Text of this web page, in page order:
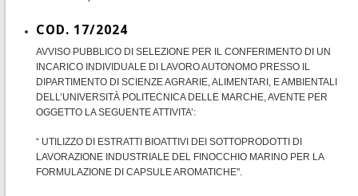
COD. 17/2024
AVVISO PUBBLICO DI SELEZIONE PER IL CONFERIMENTO DI UN
INCARICO INDIVIDUALE DI LAVORO AUTONOMO PRESSO IL
DIPARTIMENTO DI SCIENZE AGRARIE, ALIMENTARI, E AMBIENTALI
DELL’UNIVERSITÀ POLITECNICA DELLE MARCHE, AVENTE PER
OGGETTO LA SEGUENTE ATTIVITA’:
“ UTILIZZO DI ESTRATTI BIOATTIVI DEI SOTTOPRODOTTI DI
LAVORAZIONE INDUSTRIALE DEL FINOCCHIO MARINO PER LA
FORMULAZIONE DI CAPSULE AROMATICHE".